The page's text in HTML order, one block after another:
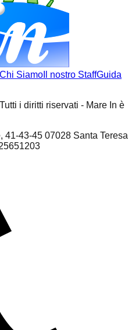
Chi Siamo Il nostro StaffGuida
i diritti riservati - Mare In è
41-43-45 07028 Santa Teresa